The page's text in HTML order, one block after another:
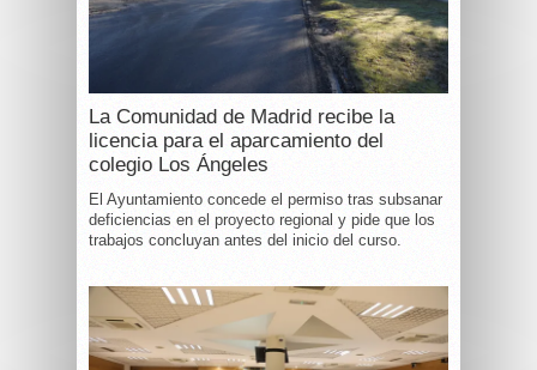
La Comunidad de Madrid recibe la
licencia para el aparcamiento del
colegio Los Ángeles
El Ayuntamiento concede el permiso tras subsanar
deficiencias en el proyecto regional y pide que los
trabajos concluyan antes del inicio del curso.